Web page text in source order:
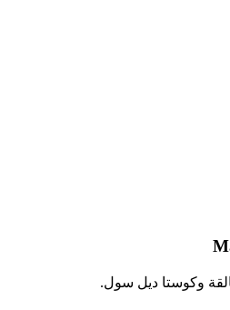
وكوستا ديل سول.